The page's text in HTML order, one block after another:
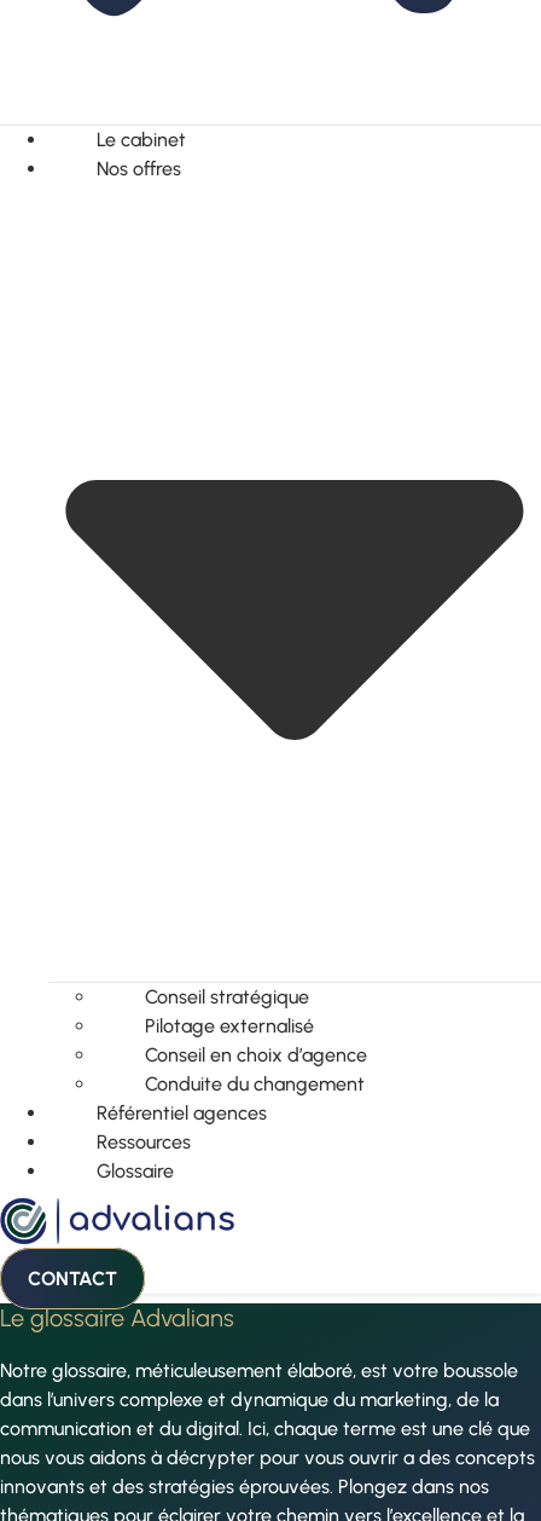
Le cabinet
Nos offres
Conseil stratégique
Pilotage externalisé
Conseil en choix d’agence
Conduite du changement
Référentiel agences
Ressources
Glossaire
CONTACT
Le glossaire Advalians
Notre glossaire, méticuleusement élaboré, est votre boussole
dans l’univers complexe et dynamique du marketing, de la
communication et du digital. Ici, chaque terme est une clé que
nous vous aidons à décrypter pour vous ouvrir a des concepts
innovants et des stratégies éprouvées. Plongez dans nos
thématiques pour éclairer votre chemin vers l’excellence et la